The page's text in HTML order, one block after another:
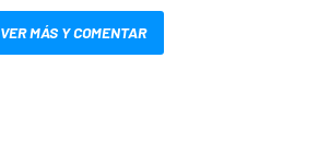
VER MÁS Y COMENTAR